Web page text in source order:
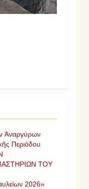
Ἀναργύρων
Περιόδου
ΤΟΥ
2026»